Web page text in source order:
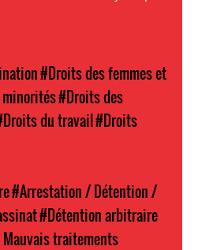
#Droits des femmes et
#Droits des
du travail#Droits
#Arrestation / Détention /
#Détention arbitraire
traitements